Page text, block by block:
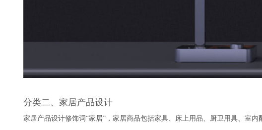
分类二、家居产品设计
家居产品设计修饰词“家居”，家居商品包括家具、床上用品、厨卫用具、室